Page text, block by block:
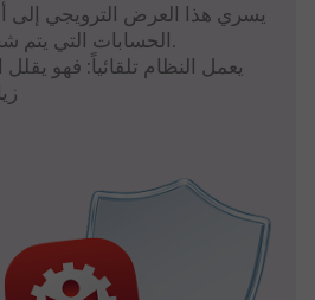
يسري هذا العرض الترويجي
الحسابات التي يتم شحنها حتى 31.08.2026.
يعمل النظام تلقائياً: فهو